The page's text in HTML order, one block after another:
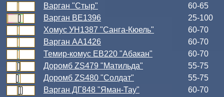
Варган "Стыр"
60-65
Варган ВЕ1396
25-100
Хомус УН1387 "Санга-Кюель"
60-70
Варган АА1426
60-70
Темир-комус ЕВ220 "Абакан"
60-70
Доромб ZS479 "Матильда"
55-75
Доромб ZS480 "Солдат"
55-75
Варган ДГ848 "Яман-Тау"
60-70